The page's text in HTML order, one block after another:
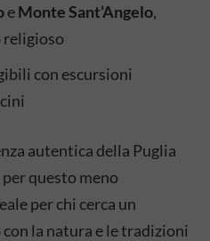
eMonte Sant’Angelo,
religioso
con escursioni
autentica della Puglia
questo meno
per chi cerca un
la natura e le tradizioni